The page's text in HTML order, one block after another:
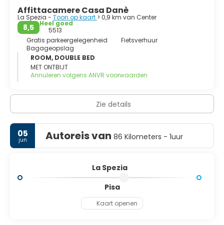
Affittacamere Casa Danè
La Spezia - Toon op kaart > 0,9 km van Center
8,5
Heel goed
5513
Gratis parkeergelegenheid
Fietsverhuur
Bagageopslag
ROOM, DOUBLE BED
MET ONTBIJT
Annuleren volgens ANVR voorwaarden
Zie details
05
jun Autoreis van 86 Kilometers - 1uur
La Spezia
Pisa
Kaart openen